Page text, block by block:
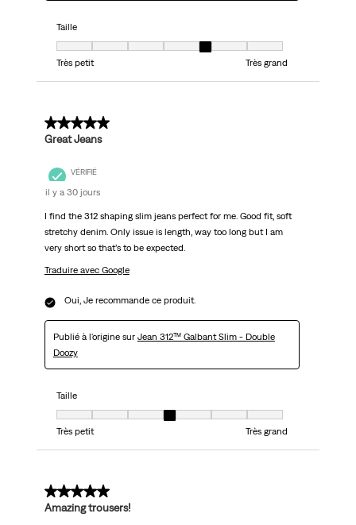
Taille
Taille, 5 sur 7, où 1 est égal à Très petit et 7 est égal à Très grand
Très petit
Très grand
5 sur 5 étoiles.
Great Jeans
VÉRIFIÉ
il y a 30 jours
I find the 312 shaping slim jeans perfect for me. Good fit, soft
stretchy denim. Only issue is length, way too long but I am
very short so that’s to be expected.
Traduire avec Google
Oui, Je recommande ce produit.
Publié à l'origine sur Jean 312™ Galbant Slim - Double
Doozy
Taille
Taille, 4 sur 7, où 1 est égal à Très petit et 7 est égal à Très grand
Très petit
Très grand
5 sur 5 étoiles.
Amazing trousers!